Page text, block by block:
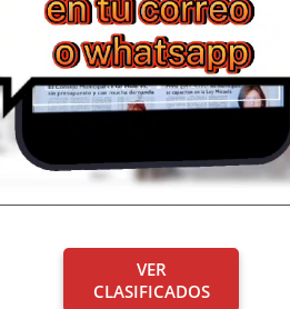
VER
CLASIFICADOS